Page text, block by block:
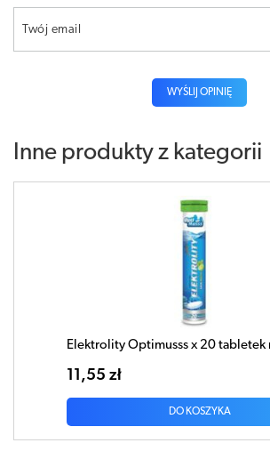
Twój email
WYŚLIJ OPINIĘ
Inne produkty z kategorii
Elektrolity Optimusss x 20 tabletek
11,55 zł
DO KOSZYKA